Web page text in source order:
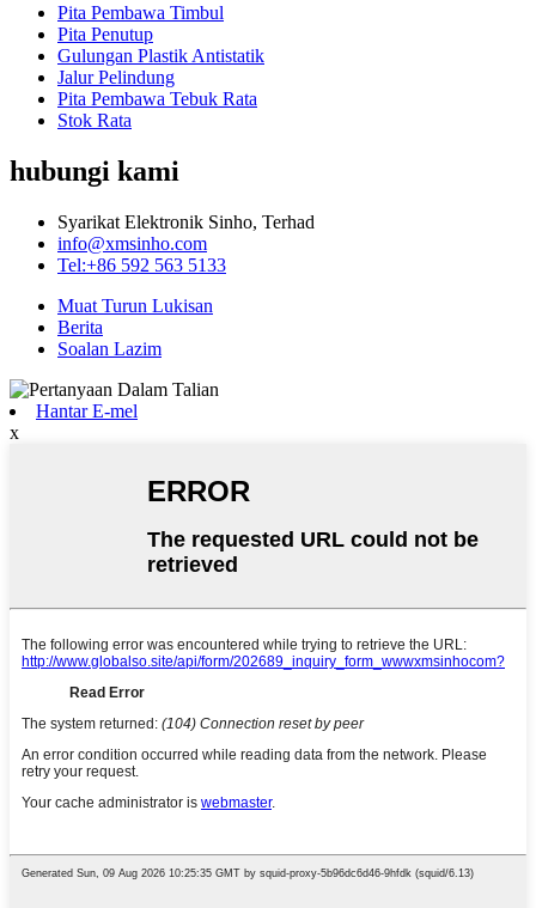
Pita Pembawa Timbul
Pita Penutup
Gulungan Plastik Antistatik
Jalur Pelindung
Pita Pembawa Tebuk Rata
Stok Rata
hubungi kami
Syarikat Elektronik Sinho, Terhad
info@xmsinho.com
Tel:+86 592 563 5133
Muat Turun Lukisan
Berita
Soalan Lazim
Hantar E-mel
x